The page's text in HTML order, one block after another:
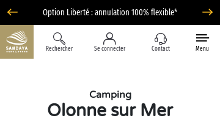
Option Liberté : annulation 100% flexible*
Rechercher Se connecter Contact Menu
Camping
Olonne sur Mer